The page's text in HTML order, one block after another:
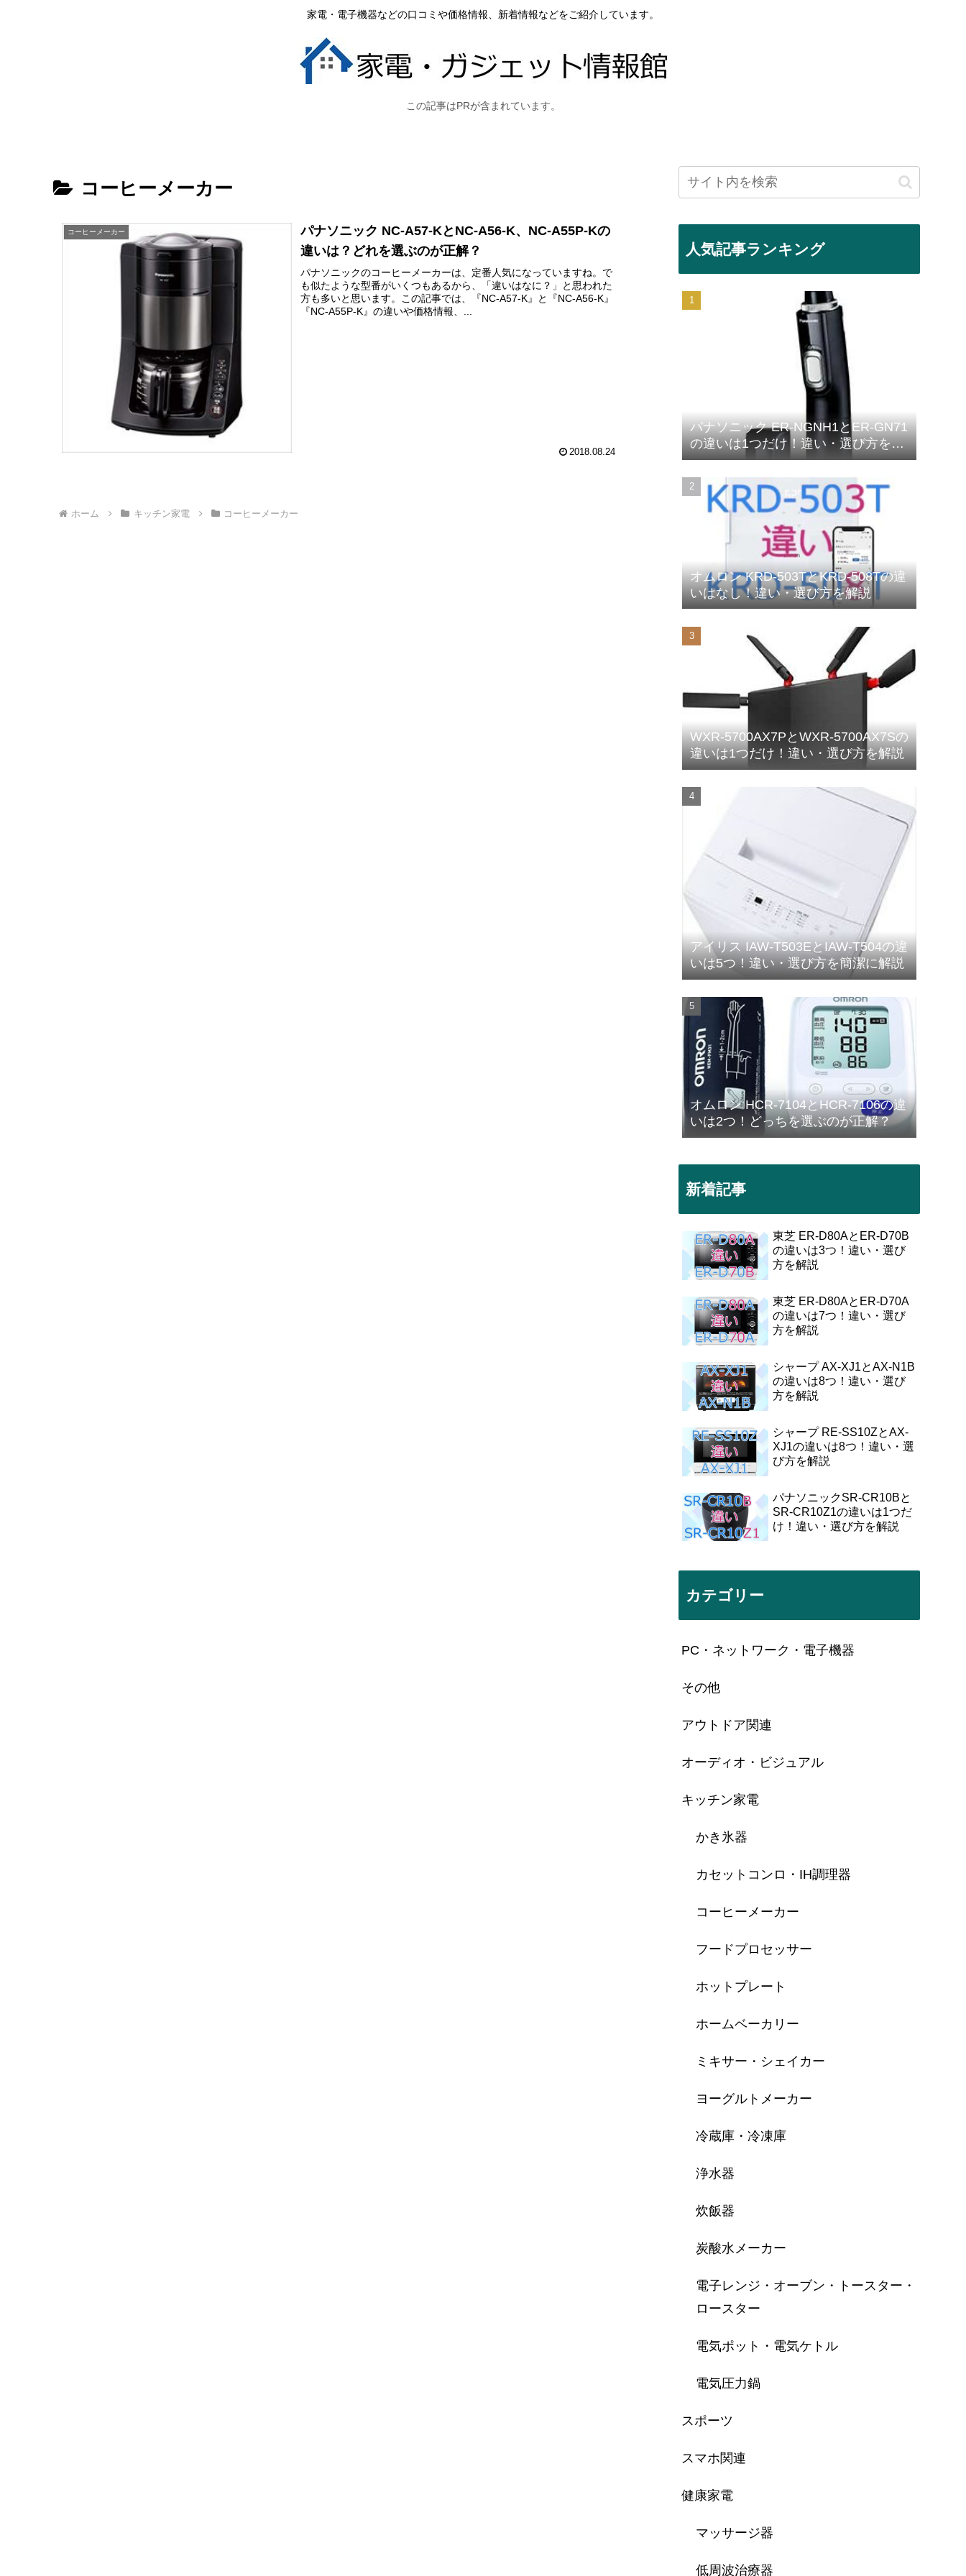
家電・電子機器などの口コミや価格情報、新着情報などをご紹介しています。
この記事はPRが含まれています。
コーヒーメーカー
コーヒーメーカー
パナソニック NC-A57-KとNC-A56-K、NC-A55P-Kの
違いは？どれを選ぶのが正解？
パナソニックのコーヒーメーカーは、定番人気になっていますね。で
も似たような型番がいくつもあるから、「違いはなに？」と思われた
方も多いと思います。この記事では、『NC-A57-K』と『NC-A56-K』
『NC-A55P-K』の違いや価格情報、...
2018.08.24
ホーム キッチン家電 コーヒーメーカー
人気記事ランキング
パナソニック ER-NGNH1とER-GN71
の違いは1つだけ！違い・選び方を解
説
オムロン KRD-503TとKRD-508Tの違
いはなし！違い・選び方を解説
WXR-5700AX7PとWXR-5700AX7Sの
違いは1つだけ！違い・選び方を解説
アイリス IAW-T503EとIAW-T504の違
いは5つ！違い・選び方を簡潔に解説
オムロン HCR-7104とHCR-7106の違
いは2つ！どっちを選ぶのが正解？
新着記事
東芝 ER-D80AとER-D70B
の違いは3つ！違い・選び
方を解説
東芝 ER-D80AとER-D70A
の違いは7つ！違い・選び
方を解説
シャープ AX-XJ1とAX-N1B
の違いは8つ！違い・選び
方を解説
シャープ RE-SS10ZとAX-
XJ1の違いは8つ！違い・選
び方を解説
パナソニックSR-CR10Bと
SR-CR10Z1の違いは1つだ
け！違い・選び方を解説
カテゴリー
PC・ネットワーク・電子機器
その他
アウトドア関連
オーディオ・ビジュアル
キッチン家電
かき氷器
カセットコンロ・IH調理器
コーヒーメーカー
フードプロセッサー
ホットプレート
ホームベーカリー
ミキサー・シェイカー
ヨーグルトメーカー
冷蔵庫・冷凍庫
浄水器
炊飯器
炭酸水メーカー
電子レンジ・オーブン・トースター・
ロースター
電気ポット・電気ケトル
電気圧力鍋
スポーツ
スマホ関連
健康家電
マッサージ器
低周波治療器